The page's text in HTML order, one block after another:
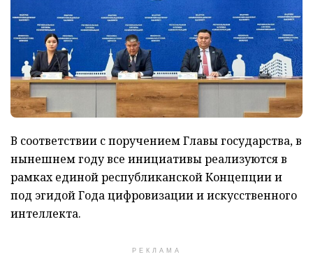
В соответствии с поручением Главы государства, в
нынешнем году все инициативы реализуются в
рамках единой республиканской Концепции и
под эгидой Года цифровизации и искусственного
интеллекта.
РЕКЛАМА